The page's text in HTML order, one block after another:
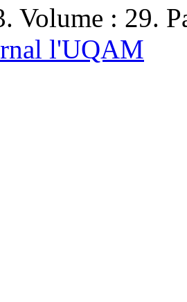
Volume : 29.
l'UQAM